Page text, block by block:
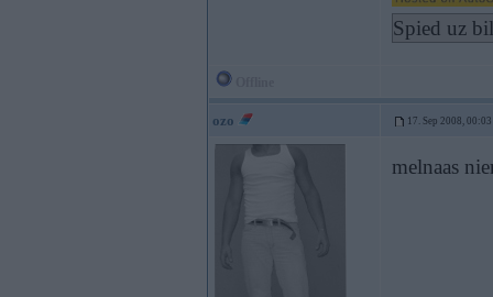
Spied uz
ozo 17. Sep 2008, 00:03
melnaas